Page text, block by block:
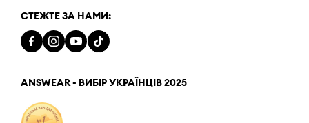
СТЕЖТЕ ЗА НАМИ:
ANSWEAR - ВИБІР УКРАЇНЦІВ 2025